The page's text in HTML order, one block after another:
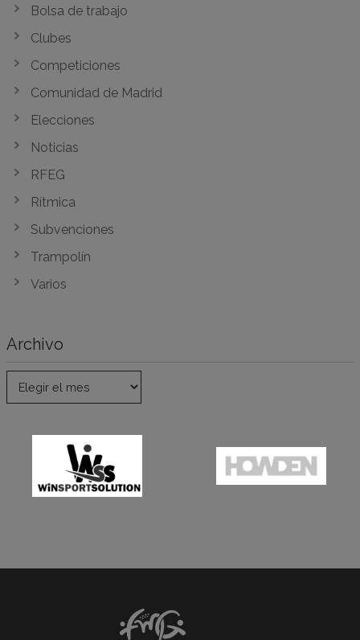
Bolsa de trabajo
Clubes
Competiciones
Comunidad de Madrid
Elecciones
Noticias
RFEG
Rítmica
Subvenciones
Trampolín
Varios
Archivo